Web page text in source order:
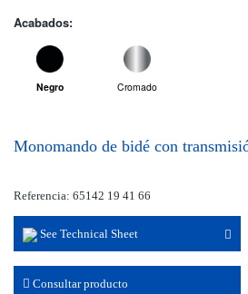
Acabados:
Negro Cromado
Monomando de bidé con
Referencia: 65142 19 41 66
See Technical Sheet
Consultar producto